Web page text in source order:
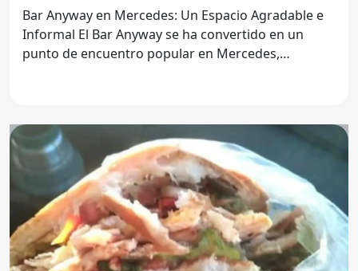
Bar Anyway en Mercedes: Un Espacio Agradable e
Informal El Bar Anyway se ha convertido en un
punto de encuentro popular en Mercedes,